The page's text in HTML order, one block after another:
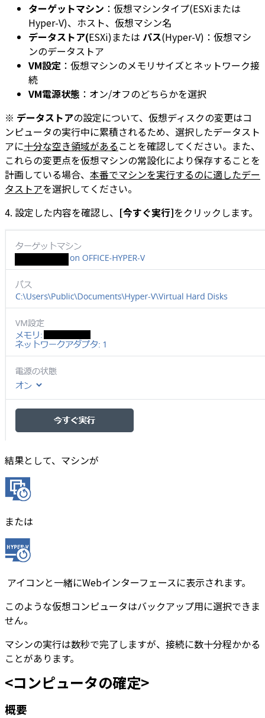
ターゲットマシン ：仮想マシンタイプ(ESXiまたは
Hyper-V)、ホスト、仮想マシン名
データストア(ESXi)または パス(Hyper-V)：仮想マシ
ンのデータストア
VM設定 ：仮想マシンのメモリサイズとネットワーク接
続
VM電源状態 ：オン/オフのどちらかを選択
※ データストアの設定について、仮想ディスクの変更はコ
ンピュータの実行中に累積されるため、選択したデータスト
アに十分な空き領域があることを確認してください。また、
これらの変更点を仮想マシンの常設化により保存することを
計画している場合、 本番でマシンを実行するのに適したデー
タストアを選択してください。
4. 設定した内容を確認し、 [今すぐ実行]をクリックします。
結果として、マシンが
または
アイコンと一緒にWebインターフェースに表示されます。
このような仮想コンピュータはバックアップ用に選択できま
せん。
マシンの実行は数秒で完了しますが、接続に数十分程かかる
ことがあります。
<コンピュータの確定>
概要